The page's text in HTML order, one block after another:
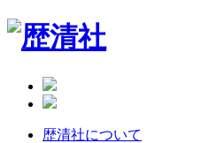
Skip
content
歴清社について